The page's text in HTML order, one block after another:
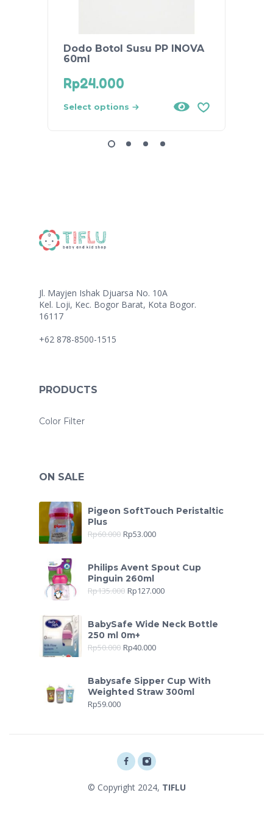
Dodo Botol Susu PP INOVA
60ml
Rp24.000
Select options
Jl. Mayjen Ishak Djuarsa No. 10A
Kel. Loji, Kec. Bogor Barat, Kota Bogor.
16117
+62 878-8500-1515
PRODUCTS
Color Filter
ON SALE
Pigeon SoftTouch Peristaltic
Plus
Rp60.000 Rp53.000
Philips Avent Spout Cup
Pinguin 260ml
Rp135.000 Rp127.000
BabySafe Wide Neck Bottle
250 ml 0m+
Rp50.000 Rp40.000
Babysafe Sipper Cup With
Weighted Straw 300ml
Rp59.000
© Copyright 2024, TIFLU